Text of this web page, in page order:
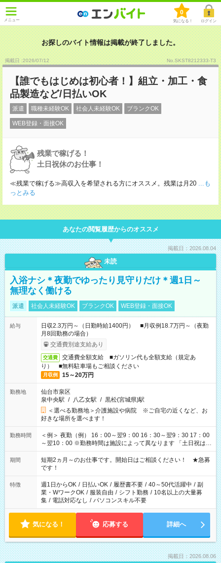
メニュー
0
気になる！ ログイン
お探しのバイト情報は掲載が終了しました。
掲載日 :2026/07/12 No.SKST8212333-T3
【誰でもはじめは初心者！】組立・加工・食
品製造など/日払いOK
派遣 職種未経験OK 社会人未経験OK ブランクOK
WEB登録・面接OK
残業で稼げる！
土日祝休のお仕事！
≪残業で稼げる≫高収入を希望される方にオススメ。残業は月20 ...も
っとみる
あなたの閲覧履歴からのオススメ
掲載日：2026.08.04
未読
入浴ナシ＊夜勤でゆったり見守りだけ＊週1日～
無理なく働ける
派遣 社会人未経験OK ブランクOK WEB登録・面接OK
給与
日収2.3万円～（日勤時給1400円） ■月収例18.7万円～（夜勤
月8回勤務の場合）
交通費別途支給あり
交通費
交通費全額支給 ■ガソリン代も全額支給（規定あ
り） ■無料駐車場もご相談ください
月収例 15～20万円
勤務地
仙台市泉区
泉中央駅 / 八乙女駅 / 黒松(宮城県)駅
＜選べる勤務地＞介護施設や病院 ※ご自宅の近くなど、お
好きな場所を選べます！
勤務時間
＜例＞ 夜勤（例） 16：00～翌9：00 16：30～翌9：30 17：00
～翌10：00 ※勤務時間は施設によって異なります 「土日祝は休
みたい」 「しっかり稼ぎたい」 「もう少し遅い時間から始めた
い」など ご希望にあったお仕事をご案内いたします。 ※未経験
の方の場合は1～2ヶ月間は日中での仕事を経験いただき、 お
仕事に慣れてからの夜勤になります。 ★家庭の都合でお休みが
必要な場合も遠慮なくご相談ください。
期間
短期2ヵ月～のお仕事です。開始日はご相談ください！ ★急募
です！
特徴 週1日からOK / 日払いOK / 履歴書不要 / 40～50代活躍中 / 副
業・WワークOK / 服装自由 / シフト勤務 / 10名以上の大量募
集 / 電話対応なし / パソコンスキル不要
気になる！ 応募する 詳細へ
掲載日：2026.08.06